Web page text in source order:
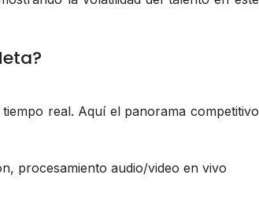
real. Aquí el panorama competitivo
procesamiento audio/video en vivo